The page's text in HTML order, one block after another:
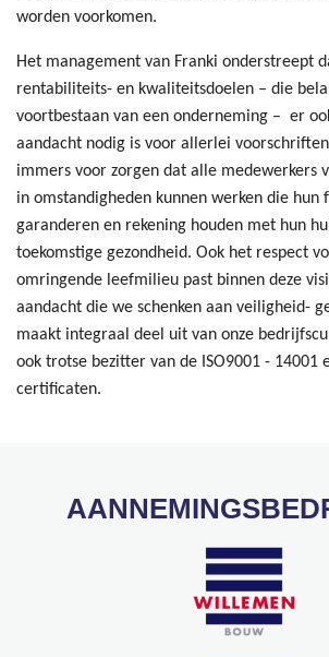
worden voorkomen.
Het management van Franki onderstreept
rentabiliteits- en kwaliteitsdoelen – die
voortbestaan van een onderneming – er
aandacht nodig is voor allerlei
immers voor zorgen dat alle medewerkers
in omstandigheden kunnen werken die hun
garanderen en rekening houden met hun
toekomstige gezondheid. Ook het respect
omringende leefmilieu past binnen deze
aandacht die we schenken aan veiligheid-
maakt integraal deel uit van onze
ook trotse bezitter van de ISO9001 - 14001
certificaten.